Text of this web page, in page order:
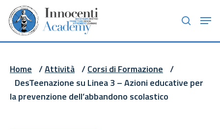
Skip
main
search
Home /Attività /Corsi di Formazione /
DesTeenazione su Linea 3 – Azioni educative per
la prevenzione dell’abbandono scolastico